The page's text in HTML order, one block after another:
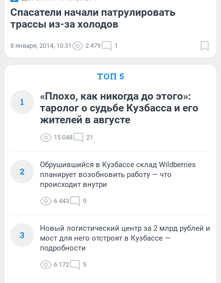
Спасатели начали патрулировать
трассы из-за холодов
8 января, 2014, 10:31 2 479 1
ТОП 5
1
«Плохо, как никогда до этого»:
таролог о судьбе Кузбасса и его
жителей в августе
15 048 21
2
Обрушившийся в Кузбассе склад Wildberries
планирует возобновить работу — что
происходит внутри
6 443 9
3
Новый логистический центр за 2 млрд рублей и
мост для него отстроят в Кузбассе —
подробности
6 172 5